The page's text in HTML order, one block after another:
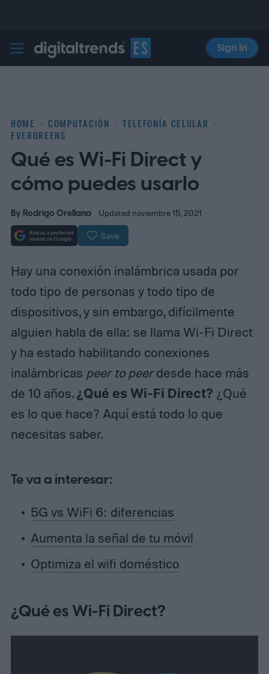
Digital Trends Español
Sign In
HOME COMPUTACIÓN
TELEFONÍA CELULAR
EVERGREENS
Qué es Wi-Fi Direct y
cómo puedes usarlo
By Rodrigo Orellana Updated noviembre 15, 2021
Save
Hay una conexión inalámbrica usada por
todo tipo de personas y todo tipo de
dispositivos, y sin embargo, difícilmente
alguien habla de ella: se llama Wi-Fi Direct
y ha estado habilitando conexiones
inalámbricas peer to peerdesde hace más
de 10 años.¿Qué es Wi-Fi Direct? ¿Qué
es lo que hace? Aquí está todo lo que
necesitas saber.
Te va a interesar:
5G vs WiFi 6: diferencias
Aumenta la señal de tu móvil
Optimiza el wifi doméstico
¿Qué es Wi-Fi Direct?